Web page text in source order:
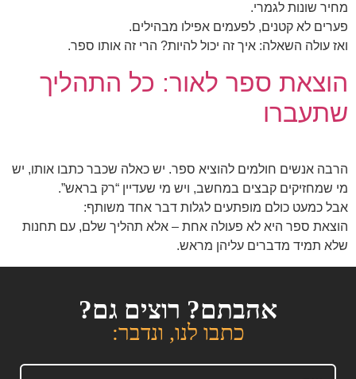
מחיר שונות לגמרי.
פערים לא קטנים, לפעמים אפילו מבהילים.
ואז עולה השאלה: איך זה יכול להיות? הרי זה אותו ספר.
הוצאת ספר לאור: כל התהליך
שתעברו
הרבה אנשים חולמים להוציא ספר. יש כאלה שכבר כתבו אותו, יש
מי שמחזיקים קבצים במחשב, ויש מי שעדיין “רק בראש”.
אבל כמעט כולם מופתעים לגלות דבר אחד משותף:
הוצאת ספר היא לא פעולה אחת – אלא תהליך שלם, עם תחנות
שלא תמיד מדברים עליהן מראש.
אהבתם? רוצים גם?
כתבו לנו, ונדבר: